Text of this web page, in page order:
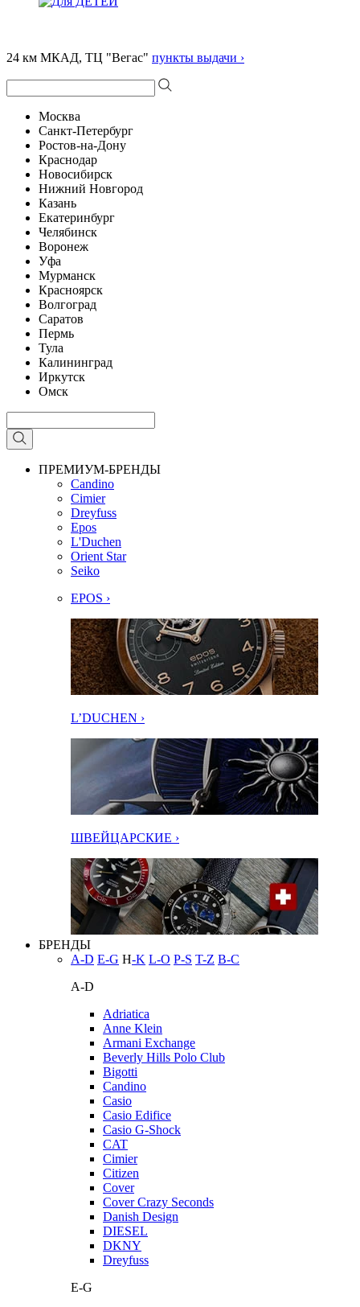
24 км МКАД, ТЦ "Вегас" пункты выдачи ›
Москва
Санкт-Петербург
Ростов-на-Дону
Краснодар
Новосибирск
Нижний Новгород
Казань
Екатеринбург
Челябинск
Воронеж
Уфа
Мурманск
Красноярск
Волгоград
Саратов
Пермь
Тула
Калининград
Иркутск
Омск
ПРЕМИУМ-БРЕНДЫ
Candino
Cimier
Dreyfuss
Epos
L'Duchen
Orient Star
Seiko
EPOS ›
L’DUCHEN ›
ШВЕЙЦАРСКИЕ ›
БРЕНДЫ
A-D E-G H-K L-O P-S T-Z В-С
A-D
Adriatica
Anne Klein
Armani Exchange
Beverly Hills Polo Club
Bigotti
Candino
Casio
Casio Edifice
Casio G-Shock
CAT
Cimier
Citizen
Cover
Cover Crazy Seconds
Danish Design
DIESEL
DKNY
Dreyfuss
E-G